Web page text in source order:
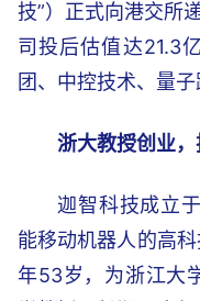
技”）正式向港交所
司投后估值达21.3
团、中控技术、量
浙大教授创业
迦智科技成立
能移动机器人的高
年53岁，为浙江大